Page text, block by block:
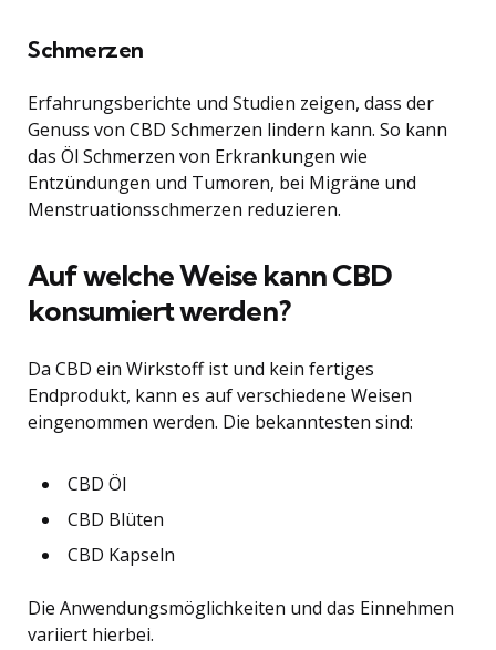
Schmerzen
Erfahrungsberichte und Studien zeigen, dass der
Genuss von CBD Schmerzen lindern kann. So kann
das Öl Schmerzen von Erkrankungen wie
Entzündungen und Tumoren, bei Migräne und
Menstruationsschmerzen reduzieren.
Auf welche Weise kann CBD
konsumiert werden?
Da CBD ein Wirkstoff ist und kein fertiges
Endprodukt, kann es auf verschiedene Weisen
eingenommen werden. Die bekanntesten sind:
CBD Öl
CBD Blüten
CBD Kapseln
Die Anwendungsmöglichkeiten und das Einnehmen
variiert hierbei.